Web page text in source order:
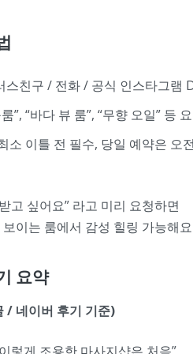
스친구 / 전화 / 공식 인스타그램
”, “바다 뷰 룸”, “무향 오일” 등
소 이틀 전 필수, 당일 예약은 오
고 싶어요” 라고 미리 요청하면
이는 룸에서 감성 힐링 가능해
요약
네이버 후기 기준)